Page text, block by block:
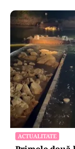
ACTUALITATE